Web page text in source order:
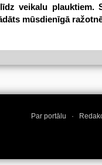
veikalu plauktiem.
mūsdienīgā
Par portālu ·